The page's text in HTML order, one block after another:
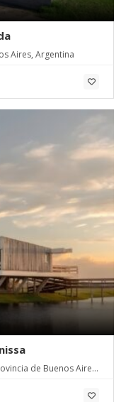
Aires, Argentina
de Buenos Aires,